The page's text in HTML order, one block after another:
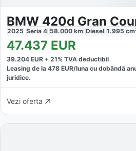
2025 Seria 4 58.000 km Diesel 1.995
47.437 EUR
39.204 EUR + 21% TVA deductibil
Leasing de la 478 EUR/luna cu dobăndă
juridice.
Vezi oferta